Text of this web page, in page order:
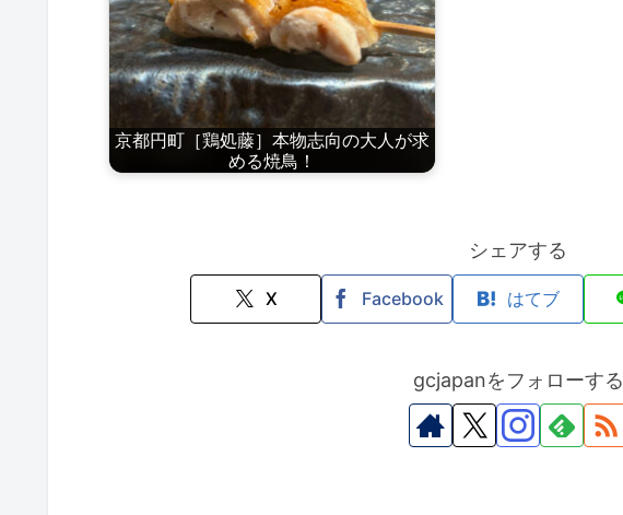
京都円町［鶏処藤］本物志向の大人が求
める焼鳥！
シェアする
X Facebook はてブ
gcjapanをフォローする